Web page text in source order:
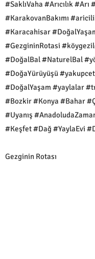
#SaklıVaha #Arıcılık #Arı
#KarakovanBakımı
#Karacahisar
#GezgininRotasi
#DoğalBal #NaturelBal
#DoğaYürüyüşü
#DoğalYaşam #yaylalar
#Bozkir #Konya #Bahar
#Uyanış
#Keşfet #Dağ #YaylaEvi
Gezginin Rotası